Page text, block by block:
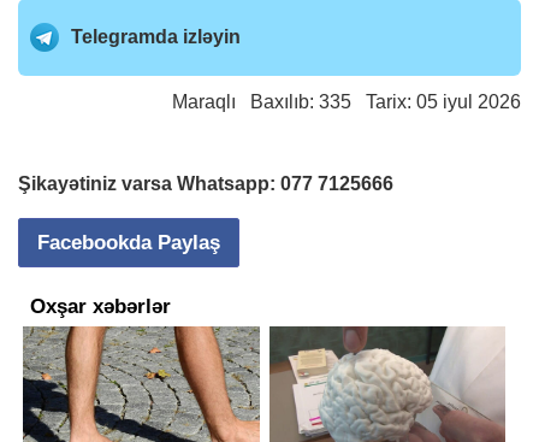
Telegramda izləyin
Maraqlı Baxılıb: 335 Tarix: 05 iyul 2026
Şikayətiniz varsa Whatsapp: 077 7125666
Facebookda Paylaş
Oxşar xəbərlər